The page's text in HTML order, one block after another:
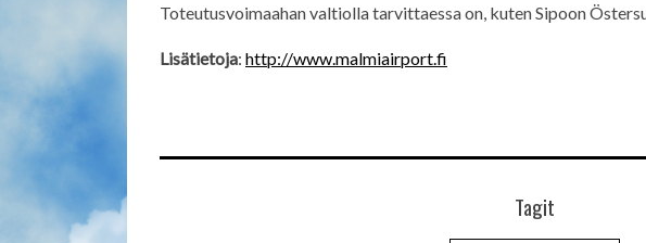
Toteutusvoimaahan valtiolla tarvittaessa on, kuten Sipoon
Lisätietoja: http://www.malmiairport.fi
Tagit